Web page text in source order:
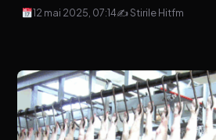
12 mai 2025, 07:14✍ Stirile Hitfm